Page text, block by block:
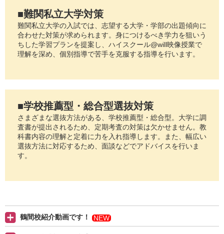
■難関私立大学対策
難関私立大学の入試では、志望する大学・学部の出題傾向に
合わせた対策が求められます。身につけるべき学力を狙いう
ちした学習プランを提案し、ハイスクール@will映像授業で
理解を深め、個別指導で苦手を克服する指導を行います。
■学校推薦型・総合型選抜対策
さまざまな選抜方法がある、学校推薦型・総合型。大学に調
査書が提出されるため、定期考査の対策は欠かせません。教
科書内容の理解と定着に力を入れ指導します。また、幅広い
選抜方法に対応するため、面談などでアドバイスを行いま
す。
鶴間校紹介動画です！ NEW